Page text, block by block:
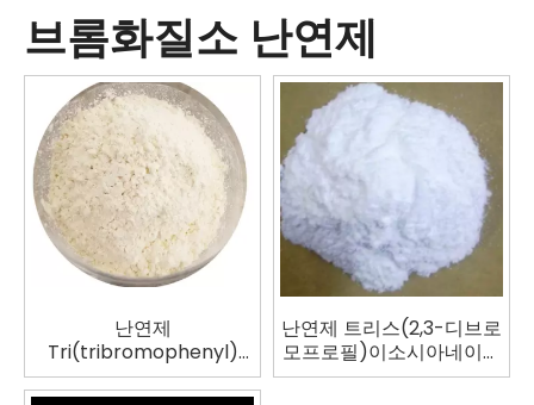
브롬화질소 난연제
난연제
Tri(tribromophenyl)
Cyanurate FR-245
난연제 트리스(2,3-디브로
모프로필)이소시아네이트
TBC